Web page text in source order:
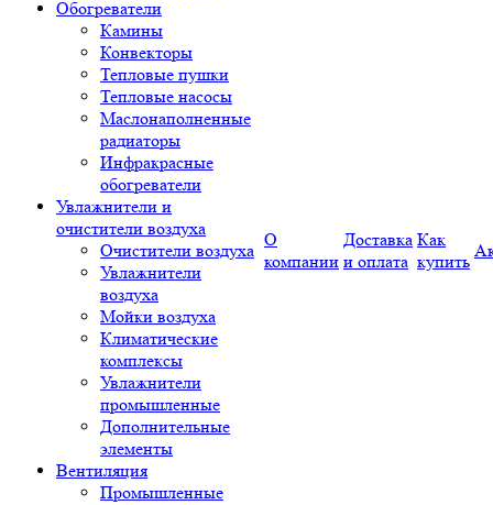
Обогреватели
Камины
Конвекторы
Тепловые пушки
Тепловые насосы
Маслонаполненные
радиаторы
Инфракрасные
обогреватели
Увлажнители и
очистители воздуха
Очистители воздуха
Увлажнители
воздуха
Мойки воздуха
Климатические
комплексы
Увлажнители
промышленные
Дополнительные
элементы
Вентиляция
Промышленные
О
компании
Доставка
и оплата
Как
купить